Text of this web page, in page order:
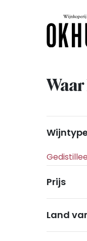
Waar
Prijs
Land